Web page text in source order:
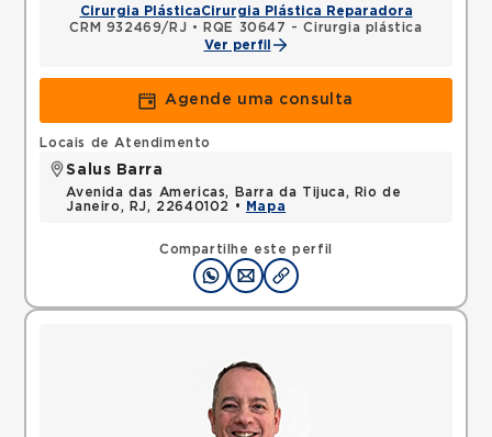
Cirurgia PlásticaCirurgia Plástica Reparadora
CRM 932469/RJ •
RQE 30647 - Cirurgia plástica
Ver perfil
Agende uma consulta
Compartilhe este perfil
Locais de Atendimento
Salus Barra
Avenida das Americas, Barra da Tijuca, Rio de
Janeiro, RJ, 22640102 •
Mapa